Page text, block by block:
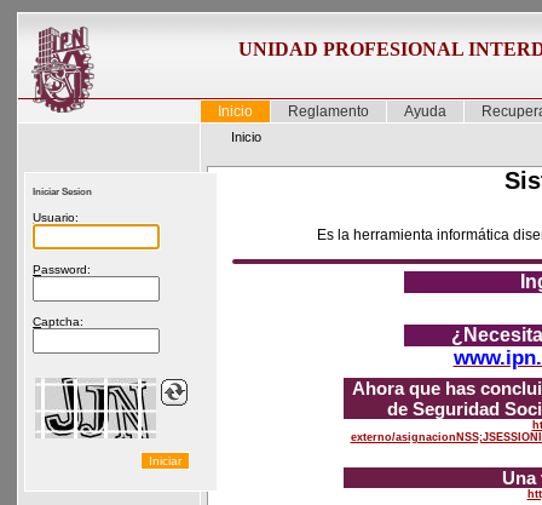
UNIDAD PROFESIONAL
Inicio Reglamento Ayuda
Inicio
Es la herramienta informática
Ahora que has
de Seguridad
externo/
Una
Iniciar Sesion
Usuario:
Password:
Captcha: